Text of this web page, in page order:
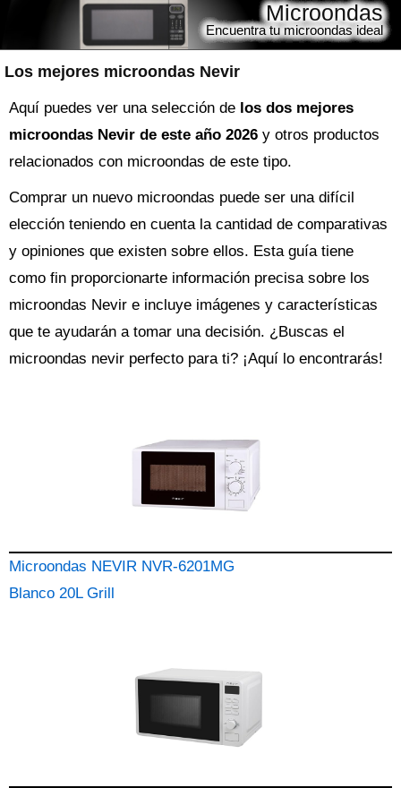
Los mejores microondas Nevir
Microondas
Encuentra tu microondas ideal
Aquí puedes ver una selección de los dos mejores
microondas Nevir de este año 2026 y otros productos
relacionados con microondas de este tipo.
Comprar un nuevo microondas puede ser una difícil
elección teniendo en cuenta la cantidad de comparativas
y opiniones que existen sobre ellos. Esta guía tiene
como fin proporcionarte información precisa sobre los
microondas Nevir e incluye imágenes y características
que te ayudarán a tomar una decisión. ¿Buscas el
microondas nevir perfecto para ti? ¡Aquí lo encontrarás!
Microondas NEVIR NVR-6201MG
Blanco 20L Grill